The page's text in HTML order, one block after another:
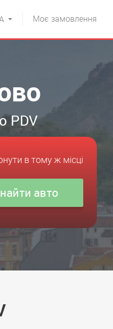
Моє замовлення
PDV
в тому ж місці